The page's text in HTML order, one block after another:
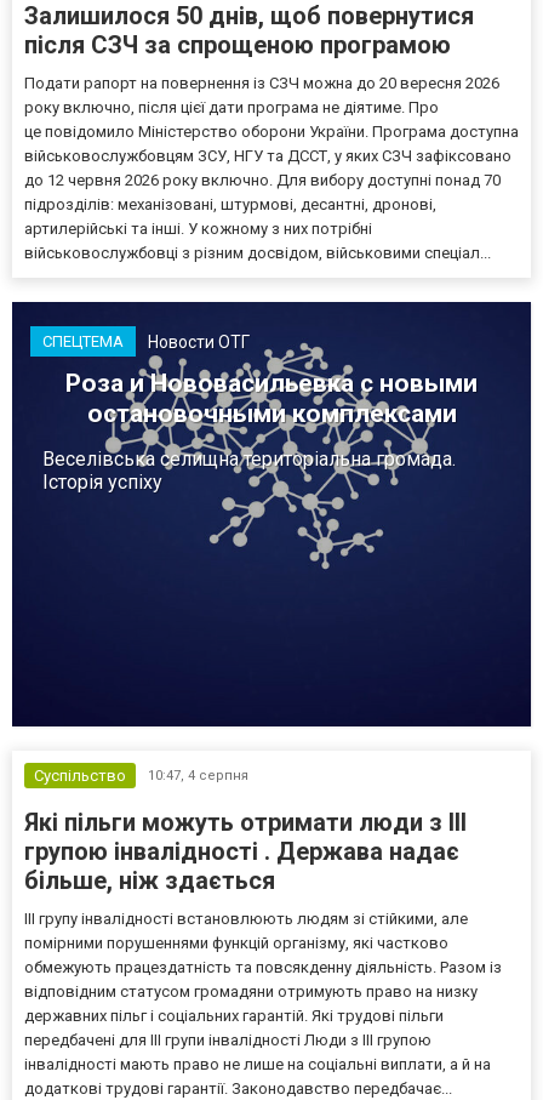
Залишилося 50 днів, щоб повернутися
після СЗЧ за спрощеною програмою
Подати рапорт на повернення із СЗЧ можна до 20 вересня 2026
року включно, після цієї дати програма не діятиме. Про
це повідомило Міністерство оборони України. Програма доступна
військовослужбовцям ЗСУ, НГУ та ДССТ, у яких СЗЧ зафіксовано
до 12 червня 2026 року включно. Для вибору доступні понад 70
підрозділів: механізовані, штурмові, десантні, дронові,
артилерійські та інші. У кожному з них потрібні
військовослужбовці з різним досвідом, військовими спеціал...
СПЕЦТЕМА Новости ОТГ
Роза и Нововасильевка с новыми
остановочными комплексами
Веселівська селищна територіальна громада.
Історія успіху
Суспільство 10:47, 4 серпня
Які пільги можуть отримати люди з III
групою інвалідності . Держава надає
більше, ніж здається
III групу інвалідності встановлюють людям зі стійкими, але
помірними порушеннями функцій організму, які частково
обмежують працездатність та повсякденну діяльність. Разом із
відповідним статусом громадяни отримують право на низку
державних пільг і соціальних гарантій. Які трудові пільги
передбачені для III групи інвалідності Люди з III групою
інвалідності мають право не лише на соціальні виплати, а й на
додаткові трудові гарантії. Законодавство передбачає...